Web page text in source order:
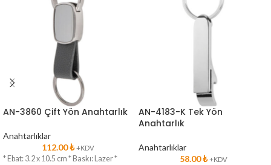
AN-3860 Çift Yön Anahtarlık
Anahtarlıklar
112.00₺ +KDV
* Ebat: 3.2 x 10.5 cm * Baskı: Lazer *
AN-4183-K Tek Yön
Anahtarlık
Anahtarlıklar
58.00₺ +KDV